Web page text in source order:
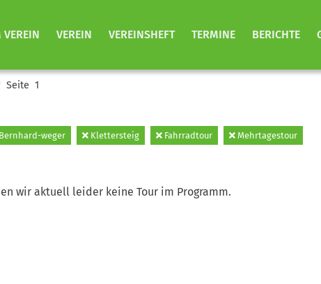
VEREIN VEREIN VEREINSHEFT TERMINE BERICHTE
Seite 1
Bernhard-weger Klettersteig Fahrradtour Mehrtagestour
wir aktuell leider keine Tour im Programm.